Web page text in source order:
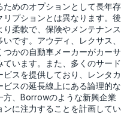
めのオプションとして長年存
プションとは異なります。後
柔軟で、保険やメンテナンス
です。アウディ、レクサス、
かの自動車メーカーがカーサ
います。また、多くのサード
スを提供しており、レンタカ
スの延長線上にある論理的な
方、Borrowのような新興企業
に注力することを計画してい